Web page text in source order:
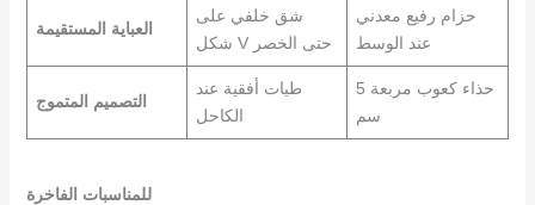
العباية المستقيمة
شق خلفي على
شكل V حتى الخصر
حزام رفيع معدني
عند الوسط
التصميم المتموج
طيات أفقية عند
الكاحل
حذاء كعوب مربعة 5
سم
للمناسبات الفاخرة